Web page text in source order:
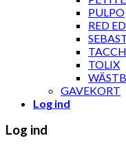
PULPO
RED
TOLIX
GAVEKORT
Log ind
Log ind